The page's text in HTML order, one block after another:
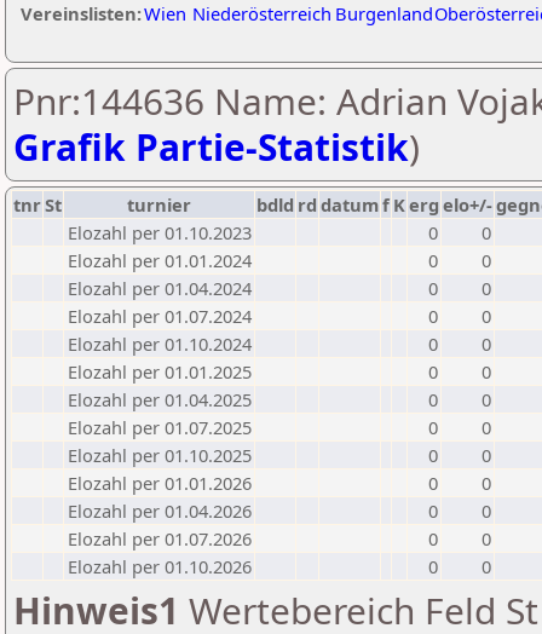
Vereinslisten:Wien Niederösterreich Burgenland
Pnr:144636 Name: Adrian
Grafik Partie-Statistik)
tnrSt turnier bdld rd datumf Kerg elo+/-
Elozahl per 01.10.2023
0
0
Elozahl per 01.01.2024
0
0
Elozahl per 01.04.2024
0
0
Elozahl per 01.07.2024
0
0
Elozahl per 01.10.2024
0
0
Elozahl per 01.01.2025
0
0
Elozahl per 01.04.2025
0
0
Elozahl per 01.07.2025
0
0
Elozahl per 01.10.2025
0
0
Elozahl per 01.01.2026
0
0
Elozahl per 01.04.2026
0
0
Elozahl per 01.07.2026
0
0
Elozahl per 01.10.2026
0 0
Hinweis1 Wertebereich Feld